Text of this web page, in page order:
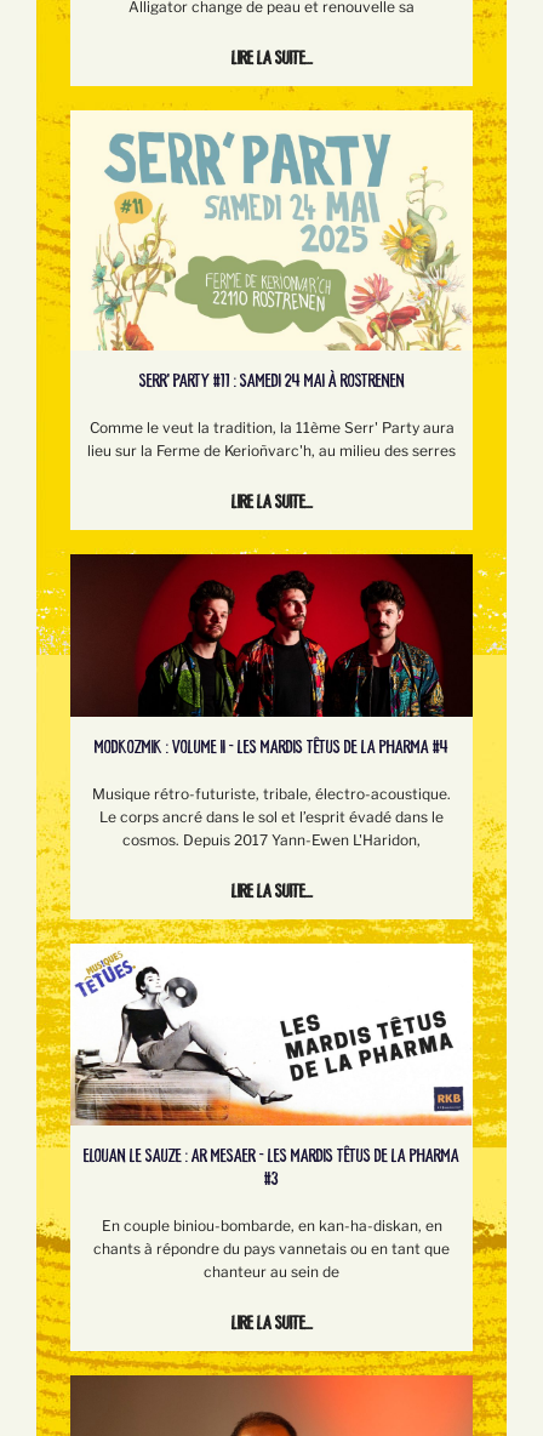
Alligator change de peau et renouvelle sa
Lire la suite...
SERR’ PARTY #11 : SAMEDI 24 MAI À ROSTRENEN
Comme le veut la tradition, la 11ème Serr' Party aura
lieu sur la Ferme de Kerioñvarc'h, au milieu des serres
Lire la suite...
MODKOZMIK : VOLUME II - LES MARDIS TÊTUS DE LA PHARMA #4
Musique rétro-futuriste, tribale, électro-acoustique.
Le corps ancré dans le sol et l’esprit évadé dans le
cosmos. Depuis 2017 Yann-Ewen L'Haridon,
Lire la suite...
ELOUAN LE SAUZE : AR MESAER - LES MARDIS TÊTUS DE LA PHARMA
#3
En couple biniou-bombarde, en kan-ha-diskan, en
chants à répondre du pays vannetais ou en tant que
chanteur au sein de
Lire la suite...